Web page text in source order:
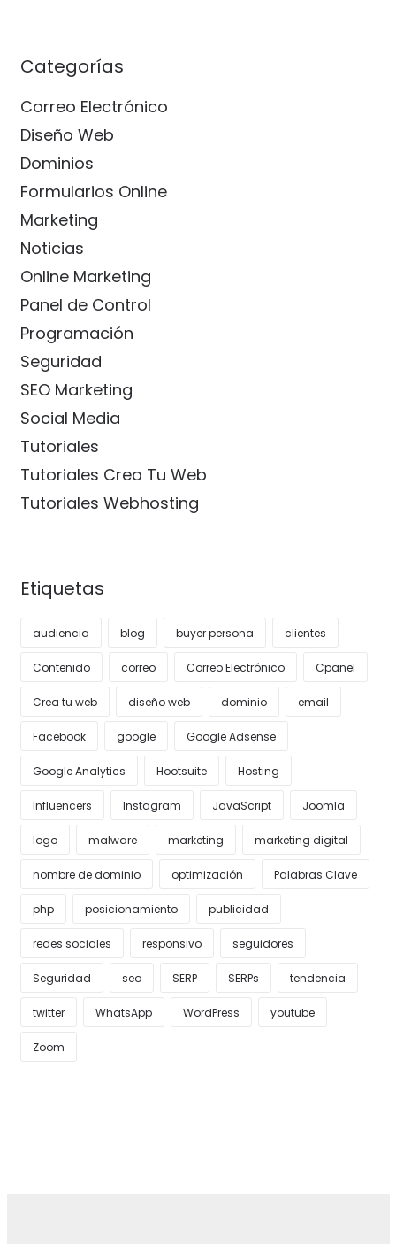
Categorías
Correo Electrónico
Diseño Web
Dominios
Formularios Online
Marketing
Noticias
Online Marketing
Panel de Control
Programación
Seguridad
SEO Marketing
Social Media
Tutoriales
Tutoriales Crea Tu Web
Tutoriales Webhosting
Etiquetas
audiencia blog buyer persona clientes
Contenido correo Correo Electrónico Cpanel
Crea tu web diseño web dominio email
Facebook google Google Adsense
Google Analytics Hootsuite Hosting
Influencers Instagram JavaScript Joomla
logo malware marketing marketing digital
nombre de dominio optimización Palabras Clave
php posicionamiento publicidad
redes sociales responsivo seguidores
Seguridad seo SERP SERPs tendencia
twitter WhatsApp WordPress youtube
Zoom